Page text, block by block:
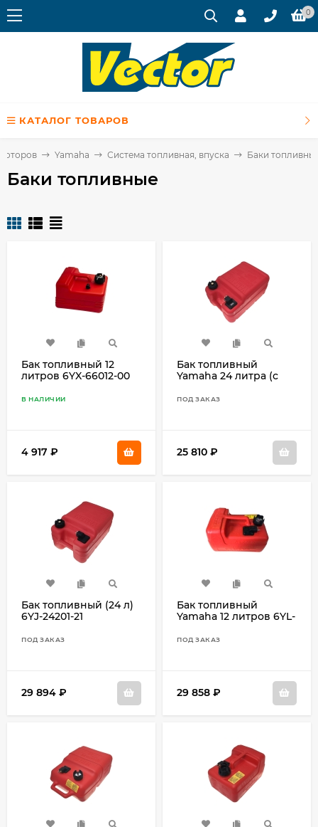
0
КАТАЛОГ ТОВАРОВ
Yamaha Система топливная, впуска Баки
Баки топливные
Бак топливный 12
литров 6YX-66012-00
В НАЛИЧИИ
4 917 ₽
Бак топливный
Yamaha 24 литра (с
J3
ПОД ЗАКАЗ
25 810 ₽
Бак топливный (24 л)
6YJ-24201-21
ПОД ЗАКАЗ
29 894 ₽
Бак топливный
Yamaha 12 литров 6YL-
ПОД ЗАКАЗ
29 858 ₽